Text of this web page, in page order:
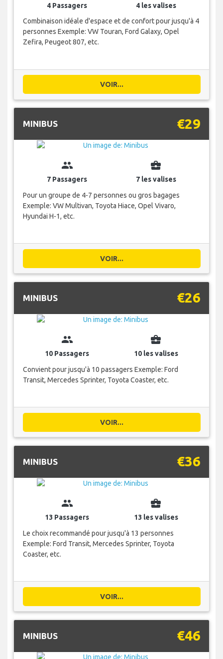
4 Passagers
4 les valises
Combinaison idéale d'espace et de confort pour jusqu'à 4
personnes Exemple: VW Touran, Ford Galaxy, Opel
Zefira, Peugeot 807, etc.
VOIR...
MINIBUS €29
group
7 Passagers
business_center
7 les valises
Pour un groupe de 4-7 personnes ou gros bagages
Exemple: VW Multivan, Toyota Hiace, Opel Vivaro,
Hyundai H-1, etc.
VOIR...
MINIBUS €26
group
10 Passagers
business_center
10 les valises
Convient pour jusqu'à 10 passagers Exemple: Ford
Transit, Mercedes Sprinter, Toyota Coaster, etc.
VOIR...
MINIBUS €36
group
13 Passagers
business_center
13 les valises
Le choix recommandé pour jusqu'à 13 personnes
Exemple: Ford Transit, Mercedes Sprinter, Toyota
Coaster, etc.
VOIR...
MINIBUS €46